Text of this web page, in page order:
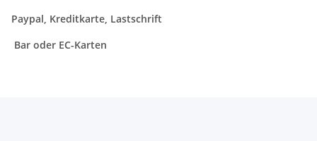
Paypal, Kreditkarte, Lastschrift
Bar oder EC-Karten